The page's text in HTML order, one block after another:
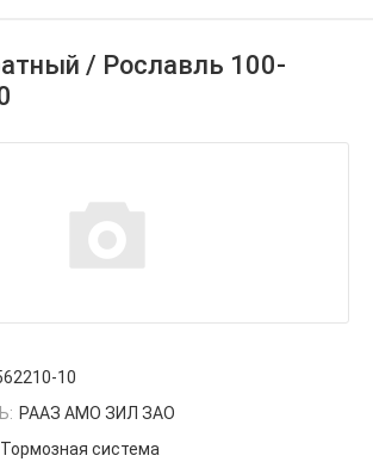
/ Рославль 100-
10
РААЗ АМО ЗИЛ ЗАО
система